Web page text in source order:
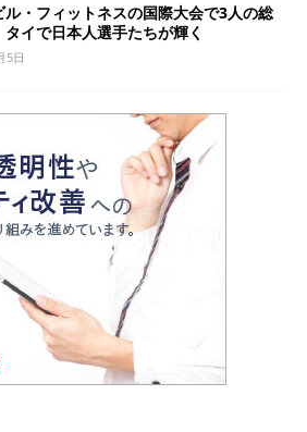
ル・フィットネスの国際大会で3人の総
イで日本人選手たちが輝く
5日